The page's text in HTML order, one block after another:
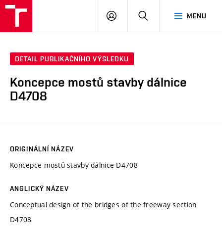
MENU
PŘIHLÁSIT
DETAIL PUBLIKAČNÍHO VÝSLEDKU
Koncepce mostů stavby dálnice
D4708
ORIGINÁLNÍ NÁZEV
Koncepce mostů stavby dálnice D4708
ANGLICKÝ NÁZEV
Conceptual design of the bridges of the freeway section
D4708